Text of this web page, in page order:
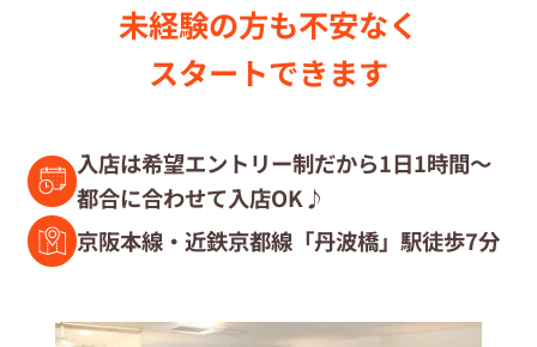
セラピスト募集中の店舗検索
復職セラピスト募集
未経験の⽅も不安なく
スタートできます
入店は希望エントリー制だから1日1時間～
都合に合わせて入店OK♪
京阪本線・近鉄京都線「丹波橋」駅徒歩7分